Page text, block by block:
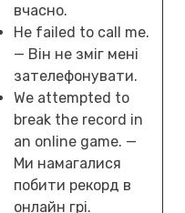
вчасно.
He failed to call me.
— Він не зміг мені
зателефонувати.
We attempted to
break the record in
an online game. —
Ми намагалися
побити рекорд в
онлайн грі.